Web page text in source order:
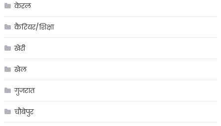
केरल
कैरियर/शिक्षा
खेरी
खेल
गुजरात
चौबेपुर